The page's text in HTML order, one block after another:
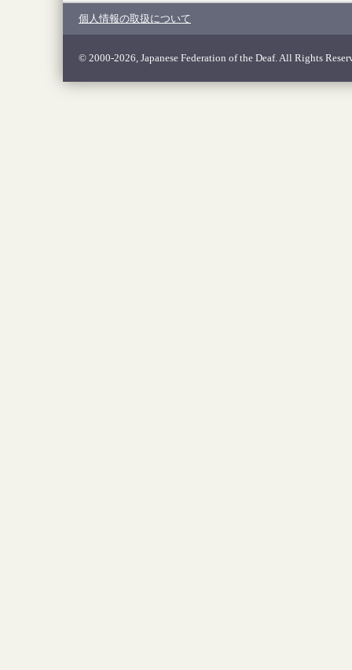
個人情報の取扱について
© 2000-2026, Japanese Federation of the Deaf. All Rights